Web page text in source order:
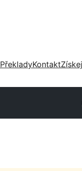
PřekladyKontakt